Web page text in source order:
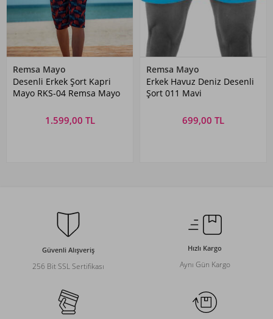
Remsa Mayo
Desenli Erkek Şort Kapri
Mayo RKS-04 Remsa Mayo
1.599,00 TL
Remsa Mayo
Erkek Havuz Deniz Desenli
Şort 011 Mavi
699,00 TL
Güvenli Alışveriş
256 Bit SSL Sertifikası
Hızlı Kargo
Aynı Gün Kargo